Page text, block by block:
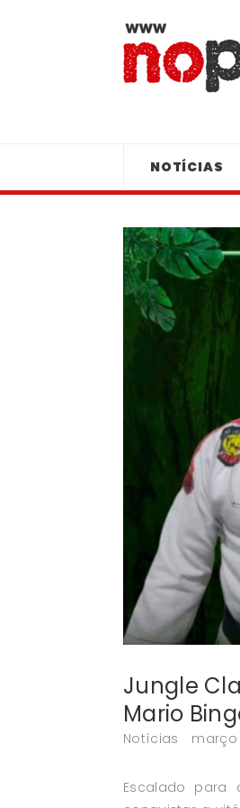
NOTÍCIAS
Jungle
Mario
Notícias março
Escalado para